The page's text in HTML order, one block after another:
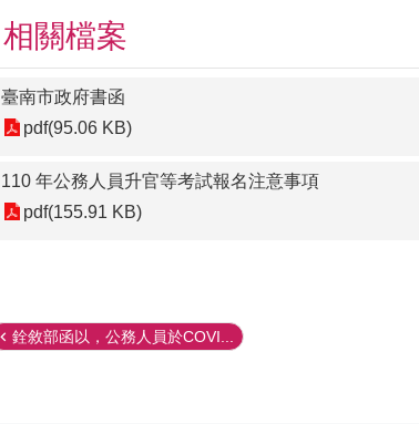
相關檔案
臺南市政府書函
pdf(95.06 KB)
110 年公務人員升官等考試報名注意事項
pdf(155.91 KB)
銓敘部函以，公務人員於COVI...